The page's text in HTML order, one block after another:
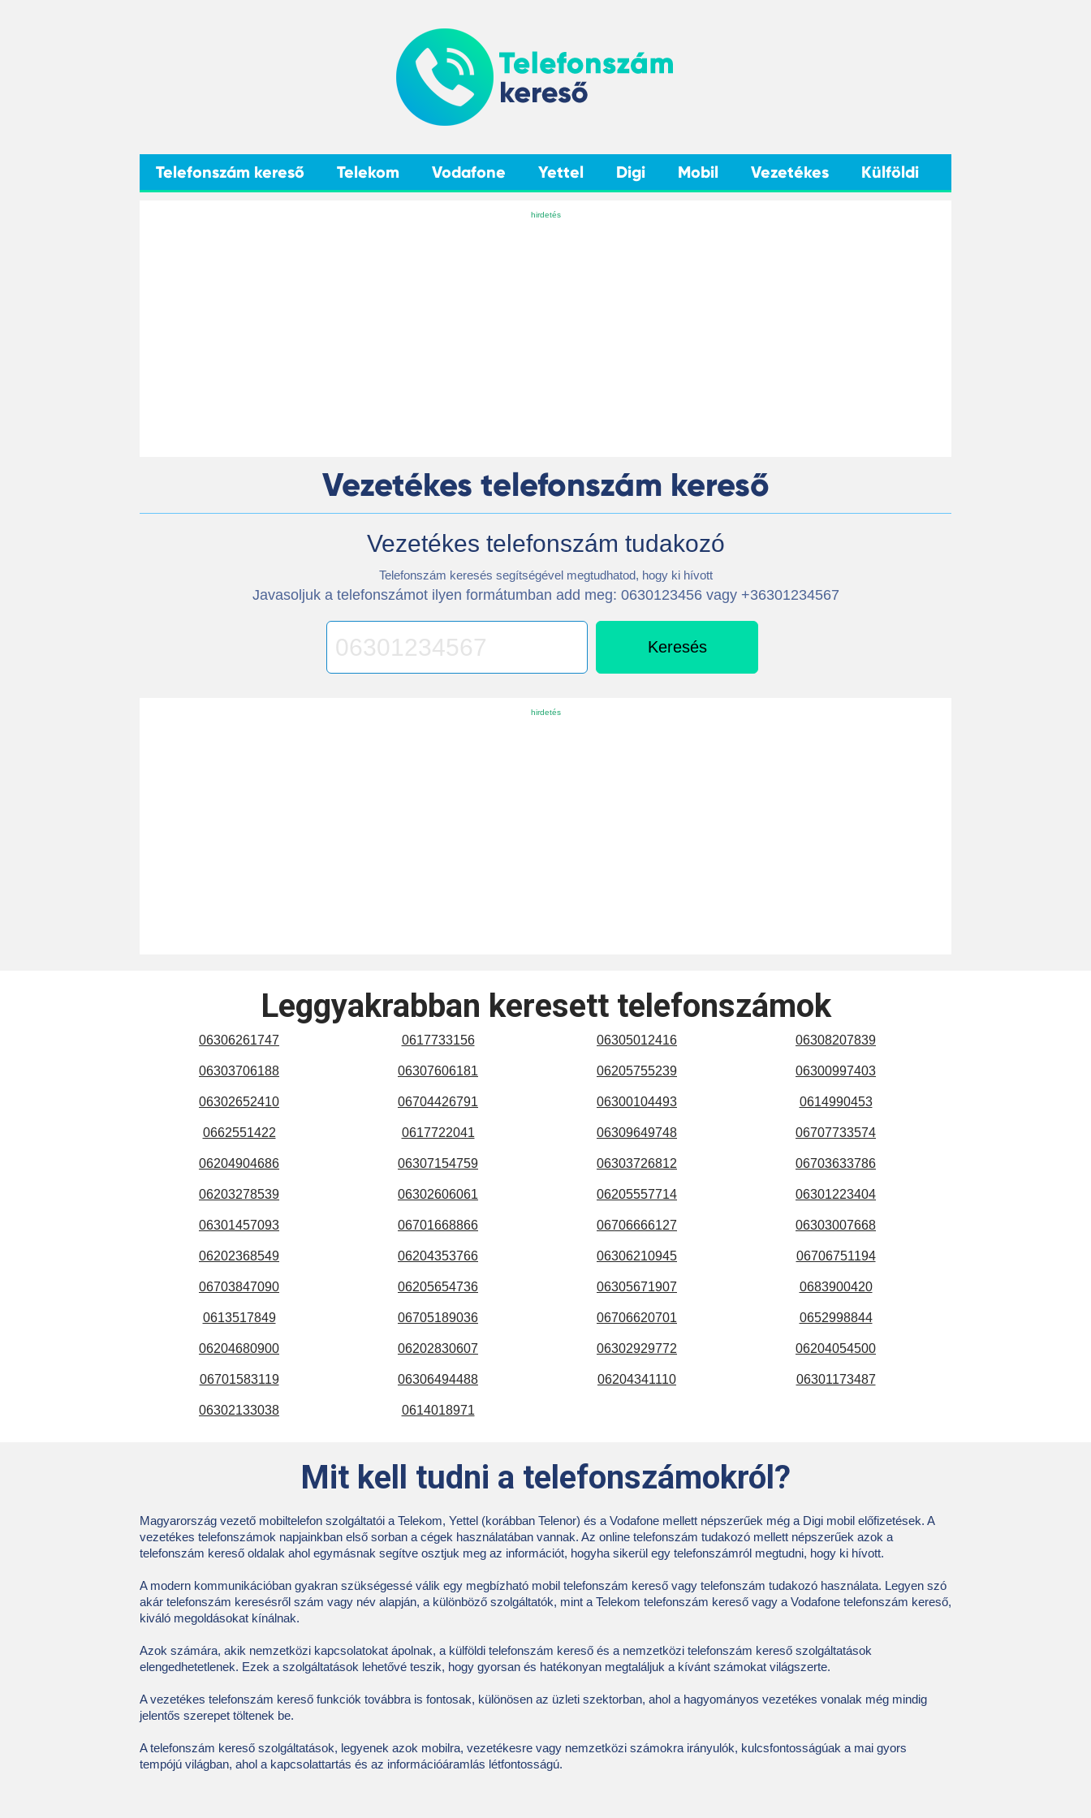
Telefonszám kereső Telekom Vodafone Yettel Digi Mobil Vezetékes Külföldi
Vezetékes telefonszám kereső
Vezetékes telefonszám tudakozó
Telefonszám keresés segítségével megtudhatod, hogy ki hívott
Javasoljuk a telefonszámot ilyen formátumban add meg: 0630123456 vagy +36301234567
Leggyakrabban keresett telefonszámok
06306261747 0617733156 06305012416 06308207839
06303706188 06307606181 06205755239 06300997403
06302652410 06704426791 06300104493 0614990453
0662551422 0617722041 06309649748 06707733574
06204904686 06307154759 06303726812 06703633786
06203278539 06302606061 06205557714 06301223404
06301457093 06701668866 06706666127 06303007668
06202368549 06204353766 06306210945 06706751194
06703847090 06205654736 06305671907 0683900420
0613517849 06705189036 06706620701 0652998844
06204680900 06202830607 06302929772 06204054500
06701583119 06306494488 06204341110 06301173487
06302133038 0614018971
Mit kell tudni a telefonszámokról?
Magyarország vezető mobiltelefon szolgáltatói a Telekom, Yettel (korábban Telenor) és a Vodafone mellett népszerűek még a Digi mobil előfizetések. A
vezetékes telefonszámok napjainkban első sorban a cégek használatában vannak. Az online telefonszám tudakozó mellett népszerűek azok a
telefonszám kereső oldalak ahol egymásnak segítve osztjuk meg az információt, hogyha sikerül egy telefonszámról megtudni, hogy ki hívott.
A modern kommunikációban gyakran szükségessé válik egy megbízható mobil telefonszám kereső vagy telefonszám tudakozó használata. Legyen szó
akár telefonszám keresésről szám vagy név alapján, a különböző szolgáltatók, mint a Telekom telefonszám kereső vagy a Vodafone telefonszám kereső,
kiváló megoldásokat kínálnak.
Azok számára, akik nemzetközi kapcsolatokat ápolnak, a külföldi telefonszám kereső és a nemzetközi telefonszám kereső szolgáltatások
elengedhetetlenek. Ezek a szolgáltatások lehetővé teszik, hogy gyorsan és hatékonyan megtaláljuk a kívánt számokat világszerte.
A vezetékes telefonszám kereső funkciók továbbra is fontosak, különösen az üzleti szektorban, ahol a hagyományos vezetékes vonalak még mindig
jelentős szerepet töltenek be.
A telefonszám kereső szolgáltatások, legyenek azok mobilra, vezetékesre vagy nemzetközi számokra irányulók, kulcsfontosságúak a mai gyors
tempójú világban, ahol a kapcsolattartás és az információáramlás létfontosságú.